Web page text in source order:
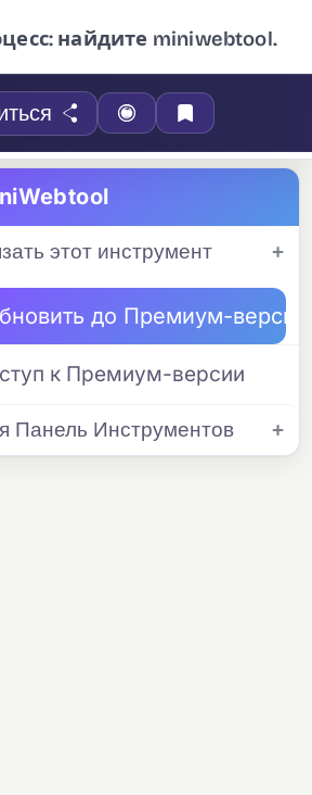
найдите miniwebtool.
этот инструмент
до Премиум-версии
к Премиум-версии
Панель Инструментов